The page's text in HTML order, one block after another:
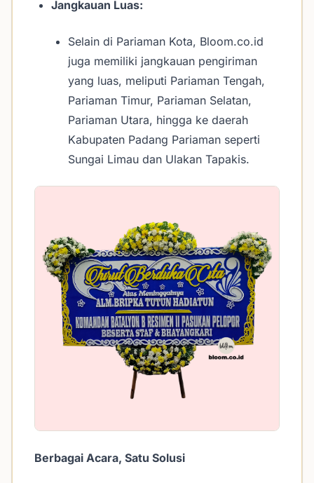
Jangkauan Luas:
Selain di Pariaman Kota, Bloom.co.id
juga memiliki jangkauan pengiriman
yang luas, meliputi Pariaman Tengah,
Pariaman Timur, Pariaman Selatan,
Pariaman Utara, hingga ke daerah
Kabupaten Padang Pariaman seperti
Sungai Limau dan Ulakan Tapakis.
Berbagai Acara, Satu Solusi